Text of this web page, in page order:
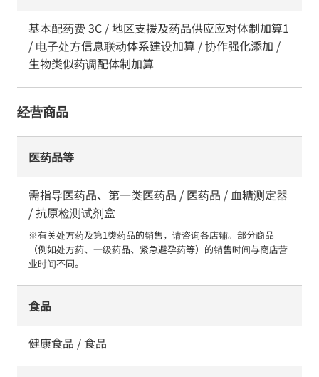
基本配药费 3C / 地区支援及药品供应应对体制加算1
/ 电子处方信息联动体系建设加算 / 协作强化添加 /
生物类似药调配体制加算
经营商品
医药品等
需指导医药品、第一类医药品 / 医药品 / 血糖测定器
/ 抗原检测试剂盒
※有关处方药及第1类药品的销售，请咨询各店铺。部分商品
（例如处方药、一级药品、紧急避孕药等）的销售时间与商店营
业时间不同。
食品
健康食品 / 食品